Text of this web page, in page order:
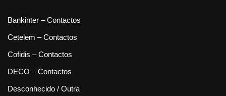
Bankinter – Contactos
Cetelem – Contactos
Cofidis – Contactos
DECO – Contactos
Desconhecido / Outra